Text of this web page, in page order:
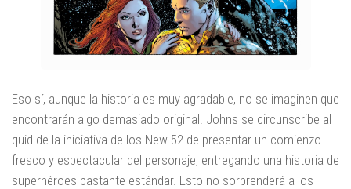
Eso sí, aunque la historia es muy agradable, no se imaginen que
encontrarán algo demasiado original. Johns se circunscribe al
quid de la iniciativa de los New 52 de presentar un comienzo
fresco y espectacular del personaje, entregando una historia de
superhéroes bastante estándar. Esto no sorprenderá a los